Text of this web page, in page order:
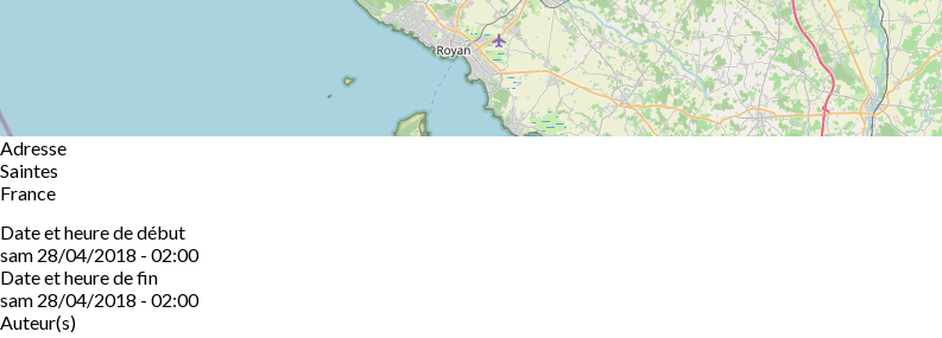
Adresse
Saintes
France
Date et heure de début
sam 28/04/2018 - 02:00
Date et heure de fin
sam 28/04/2018 - 02:00
Auteur(s)